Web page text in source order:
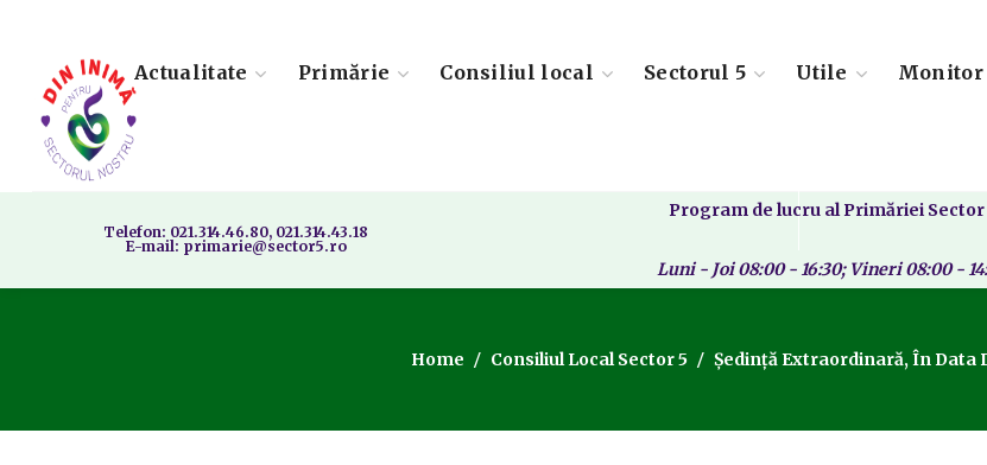
Actualitate Primărie Consiliul local Sectorul 5 Utile
Telefon: 021.314.46.80, 021.314.43.18
E-mail: primarie@sector5.ro
Program de lucru al Primăriei Sector
Luni - Joi 08:00 - 16:30; Vineri 08:00 -
Home Consiliul Local Sector 5 Ședință Extraordinară, În Data